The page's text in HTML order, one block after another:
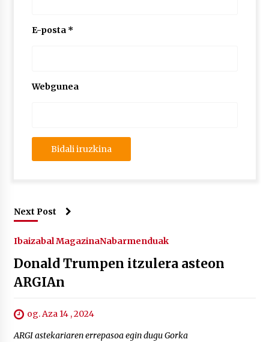
E-posta *
Webgunea
Next Post
Ibaizabal MagazinaNabarmenduak
Donald Trumpen itzulera asteon
ARGIAn
og. Aza 14 , 2024
ARGI astekariaren errepasoa egin dugu Gorka